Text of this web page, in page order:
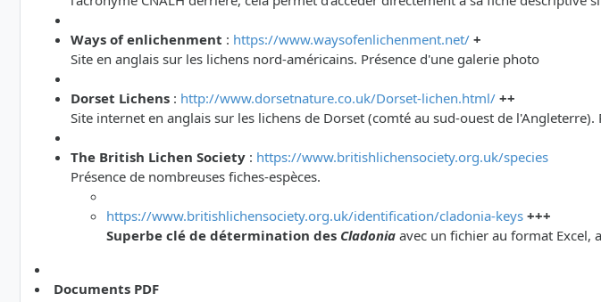
Ways of enlichenment : https://www.waysofenlichenment.net/ +
Site en anglais sur les lichens nord-américains. Présence d'une galerie photo
Dorset Lichens : http://www.dorsetnature.co.uk/Dorset-lichen.html/ ++
Site internet en anglais sur les lichens de Dorset (comté au sud-ouest de l'Angleterre).
The British Lichen Society : https://www.britishlichensociety.org.uk/species
Présence de nombreuses fiches-espèces.
https://www.britishlichensociety.org.uk/identification/cladonia-keys +++
Superbe clé de détermination des Cladonia avec un fichier au format Excel,
Documents PDF